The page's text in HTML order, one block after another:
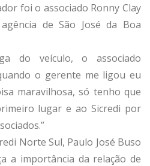
foi o associado Ronny Clay
de São José da Boa
do veículo, o associado
o gerente me ligou eu
maravilhosa, só tenho que
lugar e ao Sicredi por
Norte Sul, Paulo José Buso
a importância da relação de